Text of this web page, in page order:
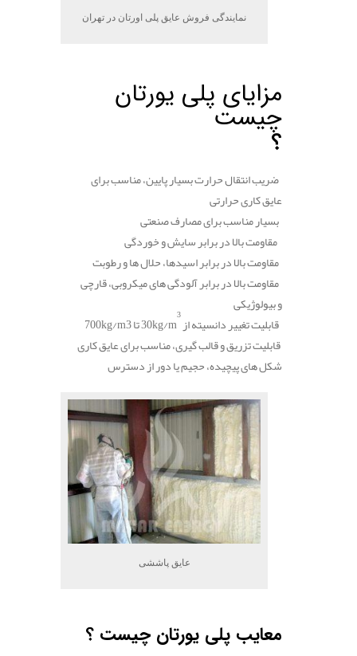
نمایندگی فروش عایق پلی اورتان در تهران
مزایای پلی یورتان
چیست
؟
ضریب انتقال حرارت بسیار پایین، مناسب برای
عایق کاری حرارتی
بسیار مناسب برای مصارف صنعتی
مقاومت بالا در برابر سایش و خوردگی
مقاومت بالا در برابر اسیدها، حلال ها و رطوبت
مقاومت بالا در برابر آلودگی های میکروبی، قارچی
و بیولوژیکی
قابلیت تغییر دانسیته از 30kg/m3 تا700kg/m3
قابلیت تزریق و قالب گیری، مناسب برای عایق کاری
شکل های پیچیده، حجیم یا دور از دسترس
عایق پاششی
معایب پلی یورتان چیست ؟